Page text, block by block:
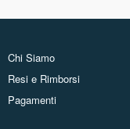
Chi Siamo
Resi e Rimborsi
Pagamenti